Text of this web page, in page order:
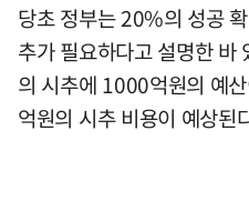
당초 정부는 20%의 성공
추가 필요하다고 설명한 바
의 시추에 1000억원의 예
억원의 시추 비용이 예상된